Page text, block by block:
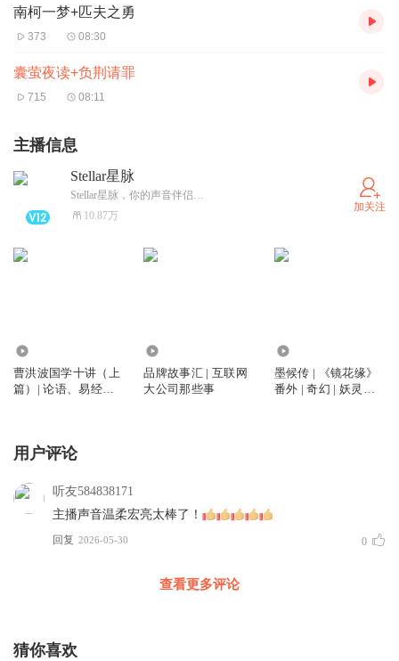
南柯一梦+匹夫之勇
373 08:30
囊萤夜读+负荆请罪
715 08:11
主播信息
Stellar星脉
Stellar星脉，你的声音伴侣…
10.87万
加关注
曹洪波国学十讲（上
篇）| 论语、易经、
品牌故事汇 | 互联网
大公司那些事
墨候传 | 《镜花缘》
番外 | 奇幻 | 妖灵小
用户评论
听友584838171
主播声音温柔宏亮太棒了！
回复 2026-05-30 0
查看更多评论
猜你喜欢